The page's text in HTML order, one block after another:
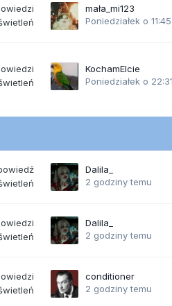
mała_mi123
Poniedziałek o 11:45
KochamElcie
Poniedziałek o
Dalila_
2 godziny temu
Dalila_
2 godziny temu
conditioner
2 godziny temu